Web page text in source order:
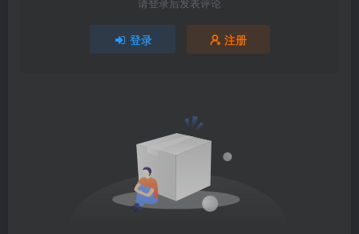
登录 注册